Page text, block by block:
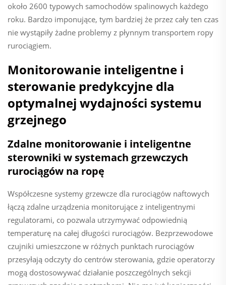
około 2600 typowych samochodów spalinowych każdego
roku. Bardzo imponujące, tym bardziej że przez cały ten czas
nie wystąpiły żadne problemy z płynnym transportem ropy
rurociągiem.
Monitorowanie inteligentne i
sterowanie predykcyjne dla
optymalnej wydajności systemu
grzejnego
Zdalne monitorowanie i inteligentne
sterowniki w systemach grzewczych
rurociągów na ropę
Współczesne systemy grzewcze dla rurociągów naftowych
łączą zdalne urządzenia monitorujące z inteligentnymi
regulatorami, co pozwala utrzymywać odpowiednią
temperaturę na całej długości rurociągów. Bezprzewodowe
czujniki umieszczone w różnych punktach rurociągów
przesyłają odczyty do centrów sterowania, gdzie operatorzy
mogą dostosowywać działanie poszczególnych sekcji